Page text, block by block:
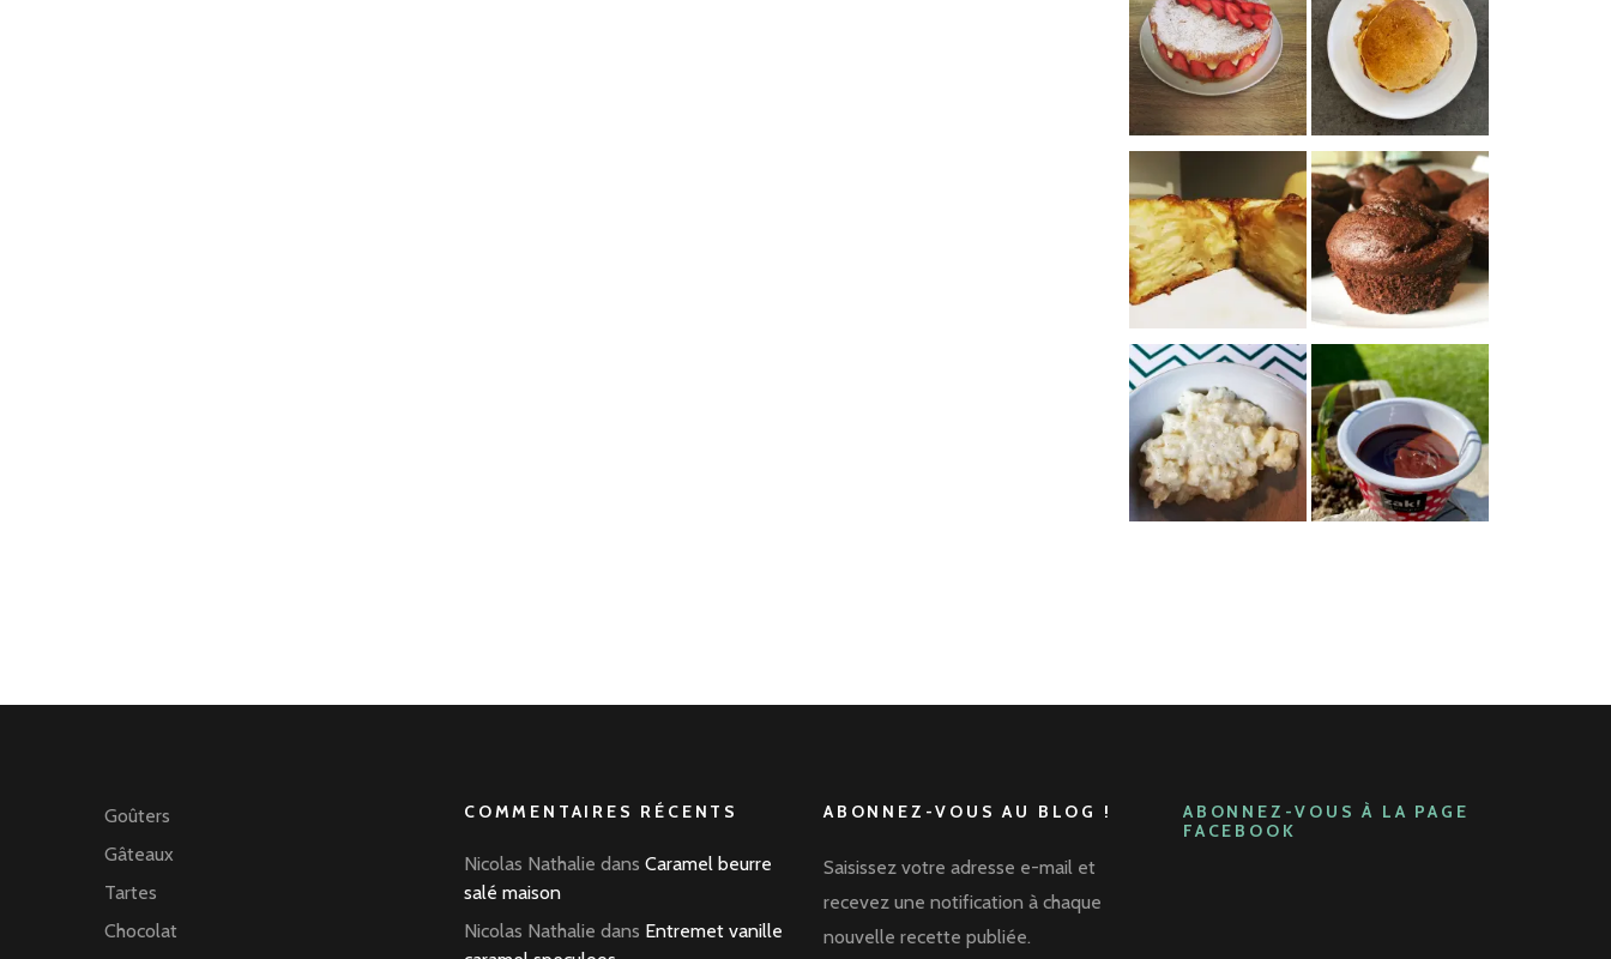
Goûters
Gâteaux
Tartes
Chocolat
COMMENTAIRES RÉCENTS
Nicolas Nathalie dans Caramel beurre
salé maison
Nicolas Nathalie dans Entremet vanille
ABONNEZ-VOUS AU BLOG !
Saisissez votre adresse e-mail et
recevez une notification à chaque
nouvelle recette publiée.
ABONNEZ-VOUS À LA PAGE
FACEBOOK